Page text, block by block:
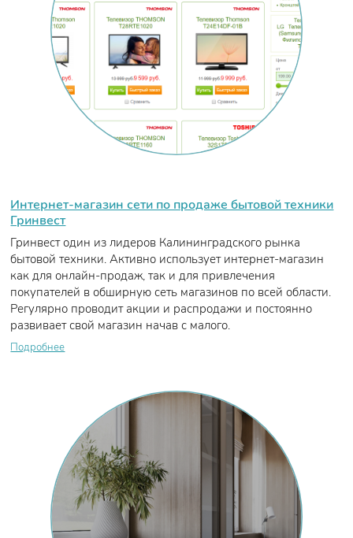
Интернет-магазин сети по продаже бытовой техники
Гринвест
Гринвест один из лидеров Калининградского рынка
бытовой техники. Активно использует интернет-магазин
как для онлайн-продаж, так и для привлечения
покупателей в обширную сеть магазинов по всей области.
Регулярно проводит акции и распродажи и постоянно
развивает свой магазин начав с малого.
Подробнее